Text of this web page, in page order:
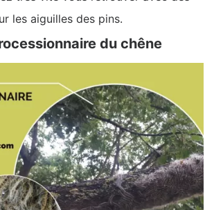
les aiguilles des pins.
du chêne